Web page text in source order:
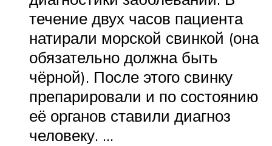
течение двух часов пациента
натирали морской свинкой (она
обязательно должна быть
чёрной). После этого свинку
препарировали и по состоянию
её органов ставили диагноз
человеку. …